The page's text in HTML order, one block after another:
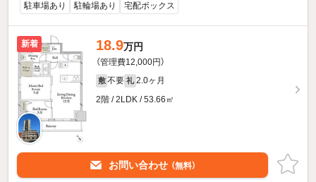
駐車場あり 駐輪場あり 宅配ボックス
新着 18.9万円
（管理費12,000円）
敷 不要 礼 2.0ヶ月
2階 / 2LDK / 53.66㎡
お問い合わせ （無料）